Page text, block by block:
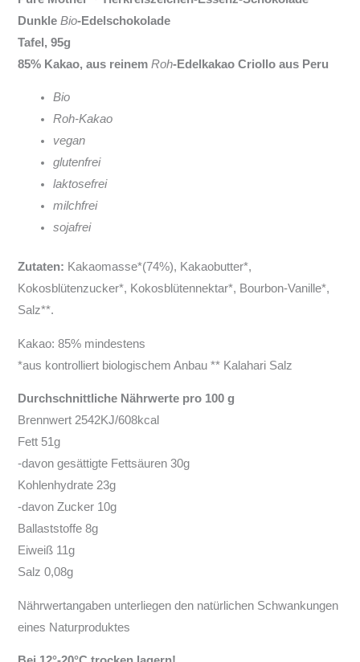
Dunkle Bio-Edelschokolade
Tafel, 95g
85% Kakao, aus reinemRoh-Edelkakao Criollo aus Peru
Bio
Roh-Kakao
vegan
glutenfrei
laktosefrei
milchfrei
sojafrei
Zutaten: Kakaomasse*(74%), Kakaobutter*,
Kokosblütenzucker*, Kokosblütennektar*, Bourbon-Vanille*,
Salz**.
Kakao: 85% mindestens
*aus kontrolliert biologischem Anbau ** Kalahari Salz
Durchschnittliche Nährwerte pro 100 g
Brennwert 2542KJ/608kcal
Fett 51g
-davon gesättigte Fettsäuren 30g
Kohlenhydrate 23g
-davon Zucker 10g
Ballaststoffe 8g
Eiweiß 11g
Salz 0,08g
Nährwertangaben unterliegen den natürlichen Schwankungen
eines Naturproduktes